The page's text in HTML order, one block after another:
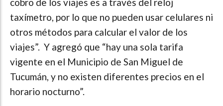
cobro de los viajes es a través del reloj
taxímetro, por lo que no pueden usar celulares ni
otros métodos para calcular el valor de los
viajes”. Y agregó que “hay una sola tarifa
vigente en el Municipio de San Miguel de
Tucumán, y no existen diferentes precios en el
horario nocturno”.